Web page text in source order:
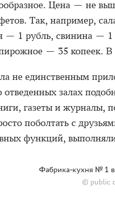
Цена — не
Так, например,
— 1 рубль, свинина — 1
— 35 копеек. В
не единственным
отведенных залах
газеты и журналы,
поболтать с
функций,
Фабрика-кухня № 1
© public